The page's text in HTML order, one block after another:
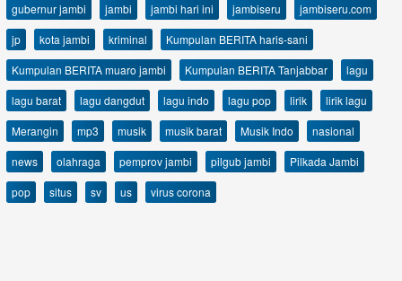
gubernur jambi
jambi jambi hari ini jambiseru
jambiseru.com
jp
kota jambi kriminal
Kumpulan BERITA haris-sani
Kumpulan BERITA muaro jambi
Kumpulan BERITA Tanjabbar
lagu
lagu barat
lagu dangdut lagu indo lagu pop lirik
lirik lagu
Merangin
mp3 musik musik barat Musik Indo
nasional
news
olahraga pemprov jambi pilgub jambi
Pilkada Jambi
pop
situs sv us virus corona